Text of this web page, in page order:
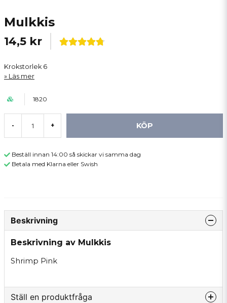
Mulkkis
14,5 kr
Krokstorlek 6
Läs mer
1820
- + KÖP
Beställ innan 14:00 så skickar vi samma dag
Betala med Klarna eller Swish
Beskrivning
Beskrivning av Mulkkis
Shrimp Pink
Ställ en produktfråga